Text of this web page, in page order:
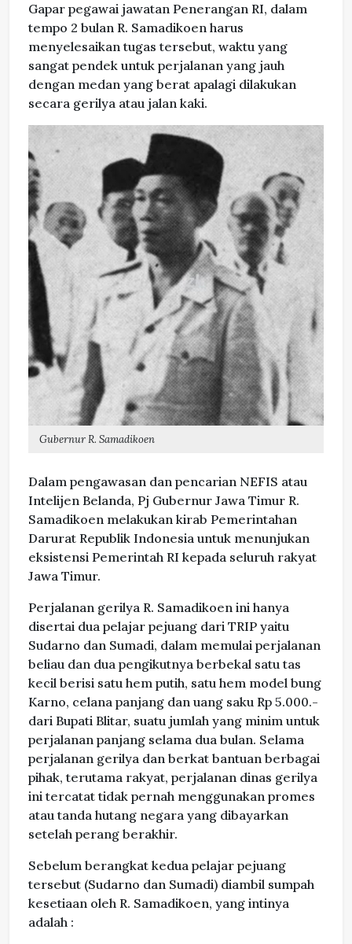
Gapar pegawai jawatan Penerangan RI, dalam
tempo 2 bulan R. Samadikoen harus
menyelesaikan tugas tersebut, waktu yang
sangat pendek untuk perjalanan yang jauh
dengan medan yang berat apalagi dilakukan
secara gerilya atau jalan kaki.
Gubernur R. Samadikoen
Dalam pengawasan dan pencarian NEFIS atau
Intelijen Belanda, Pj Gubernur Jawa Timur R.
Samadikoen melakukan kirab Pemerintahan
Darurat Republik Indonesia untuk menunjukan
eksistensi Pemerintah RI kepada seluruh rakyat
Jawa Timur.
Perjalanan gerilya R. Samadikoen ini hanya
disertai dua pelajar pejuang dari TRIP yaitu
Sudarno dan Sumadi, dalam memulai perjalanan
beliau dan dua pengikutnya berbekal satu tas
kecil berisi satu hem putih, satu hem model bung
Karno, celana panjang dan uang saku Rp 5.000.-
dari Bupati Blitar, suatu jumlah yang minim untuk
perjalanan panjang selama dua bulan. Selama
perjalanan gerilya dan berkat bantuan berbagai
pihak, terutama rakyat, perjalanan dinas gerilya
ini tercatat tidak pernah menggunakan promes
atau tanda hutang negara yang dibayarkan
setelah perang berakhir.
Sebelum berangkat kedua pelajar pejuang
tersebut (Sudarno dan Sumadi) diambil sumpah
kesetiaan oleh R. Samadikoen, yang intinya
adalah :